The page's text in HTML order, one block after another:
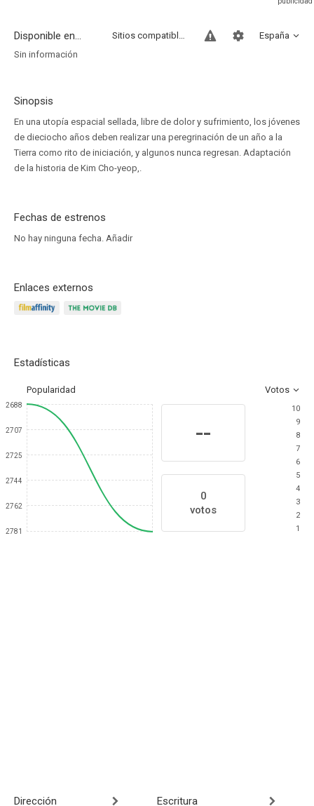
Disponible en... España
Sitios compatibles
Sin información
Sinopsis
En una utopía espacial sellada, libre de dolor y sufrimiento, los jóvenes
de dieciocho años deben realizar una peregrinación de un año a la
Tierra como rito de iniciación, y algunos nunca regresan. Adaptación
de la historia de Kim Cho-yeop,.
Fechas de estrenos
No hay ninguna fecha. Añadir
Enlaces externos
Estadísticas
Popularidad Votos
2688
2707
2725
2744
2762
2781
--
0
votos
10
9
8
7
6
5
4
3
2
1
Dirección Escritura